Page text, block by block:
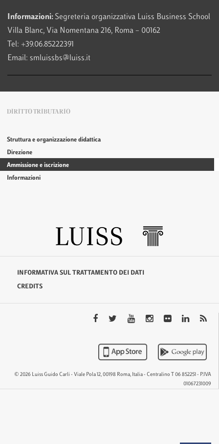
Informazioni: Segreteria organizzativa Luiss Business School
Villa Blanc, Via Nomentana 216, Roma – 00162
Tel: +39.06.85222391
Email: smluissbs@luiss.it
DIRITTO TRIBUTARIO
Struttura e organizzazione didattica
Direzione
Ammissione e iscrizione
Informazioni
INFORMATIVA SUL TRATTAMENTO DEI DATI
CREDITS
© 2026 Luiss Guido Carli - Viale Pola 12, 00198 Roma, Italia - Centralino T 06 852251 - P.IVA
01067231009